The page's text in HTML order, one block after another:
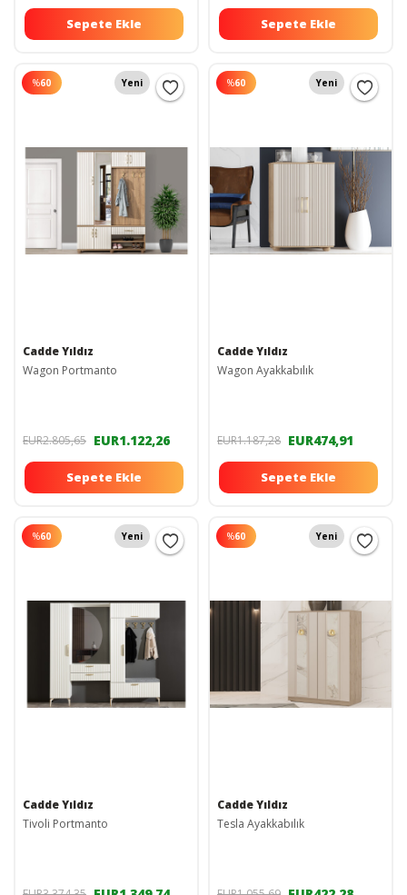
Sepete Ekle Sepete Ekle
%60 Yeni
Cadde Yıldız
Wagon Portmanto
EUR2.805,65 EUR1.122,26
Sepete Ekle
%60 Yeni
Cadde Yıldız
Wagon Ayakkabılık
EUR1.187,28 EUR474,91
Sepete Ekle
%60 Yeni
Cadde Yıldız
Tivoli Portmanto
%60 Yeni
Cadde Yıldız
Tesla Ayakkabılık